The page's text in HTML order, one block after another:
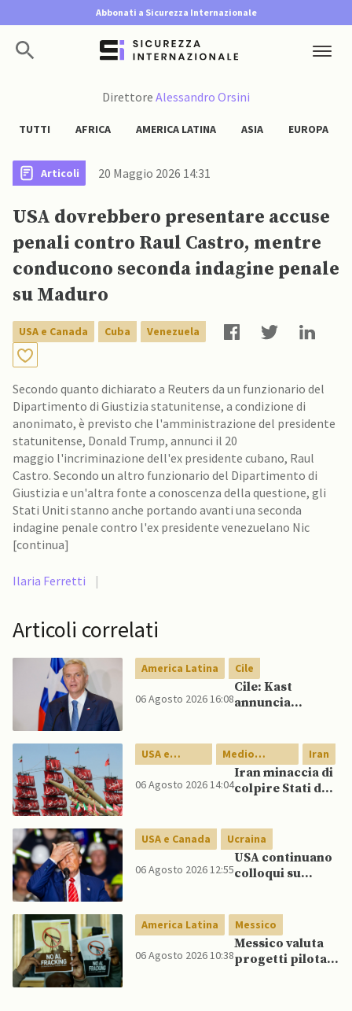
Abbonati a Sicurezza Internazionale
Direttore Alessandro Orsini
TUTTI AFRICA AMERICA LATINA ASIA EUROPA
Articoli 20 Maggio 2026 14:31
USA dovrebbero presentare accuse
penali contro Raul Castro, mentre
conducono seconda indagine penale
su Maduro
USA e Canada Cuba Venezuela
Secondo quanto dichiarato a Reuters da un funzionario del
Dipartimento di Giustizia statunitense, a condizione di
anonimato, è previsto che l'amministrazione del presidente
statunitense, Donald Trump, annunci il 20
maggio l'incriminazione dell'ex presidente cubano, Raul
Castro. Secondo un altro funzionario del Dipartimento di
Giustizia e un'altra fonte a conoscenza della questione, gli
Stati Uniti stanno anche portando avanti una seconda
indagine penale contro l'ex presidente venezuelano Nic
[continua]
Ilaria Ferretti |
Articoli correlati
America Latina Cile
06 Agosto 2026 16:08
Cile: Kast
annuncia
per rafforzare la
sicurezza
USA e
Canada
Medio
Oriente
Iran
06 Agosto 2026 14:04
Iran minaccia di
colpire Stati del
USA e Canada Ucraina
06 Agosto 2026 12:55
USA continuano
colloqui su
Patriot in
Ucraina,
nonostante
dubbi di Trump,
America Latina Messico
06 Agosto 2026 10:38
Messico valuta
progetti pilota